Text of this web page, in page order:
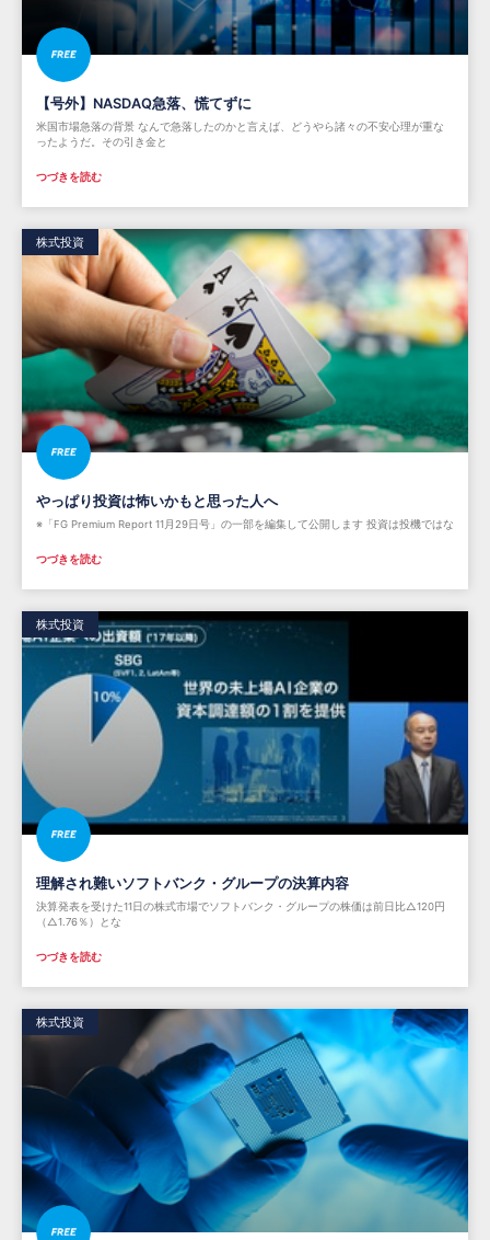
【号外】NASDAQ急落、慌てずに
米国市場急落の背景 なんで急落したのかと言えば、どうやら諸々の不安心理が重な
ったようだ。その引き金と
つづきを読む
株式投資
やっぱり投資は怖いかもと思った人へ
※「FG Premium Report 11月29日号」の一部を編集して公開します 投資は投機ではな
つづきを読む
株式投資
理解され難いソフトバンク・グループの決算内容
決算発表を受けた11日の株式市場でソフトバンク・グループの株価は前日比△120円
（△1.76％）とな
つづきを読む
株式投資